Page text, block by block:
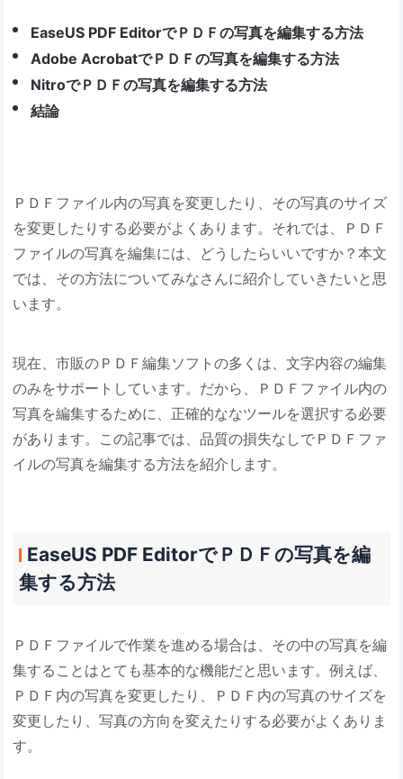
EaseUS PDF EditorでＰＤＦの写真を編集する方法
Adobe AcrobatでＰＤＦの写真を編集する方法
NitroでＰＤＦの写真を編集する方法
結論
ＰＤＦファイル内の写真を変更したり、その写真のサイズ
を変更したりする必要がよくあります。それでは、ＰＤＦ
ファイルの写真を編集には、どうしたらいいですか？本文
では、その方法についてみなさんに紹介していきたいと思
います。
現在、市販のＰＤＦ編集ソフトの多くは、文字内容の編集
のみをサポートしています。だから、ＰＤＦファイル内の
写真を編集するために、正確的ななツールを選択する必要
があります。この記事では、品質の損失なしでＰＤＦファ
イルの写真を編集する方法を紹介します。
EaseUS PDF EditorでＰＤＦの写真を編
集する方法
ＰＤＦファイルで作業を進める場合は、その中の写真を編
集することはとても基本的な機能だと思います。例えば、
ＰＤＦ内の写真を変更したり、ＰＤＦ内の写真のサイズを
変更したり、写真の方向を変えたりする必要がよくありま
す。